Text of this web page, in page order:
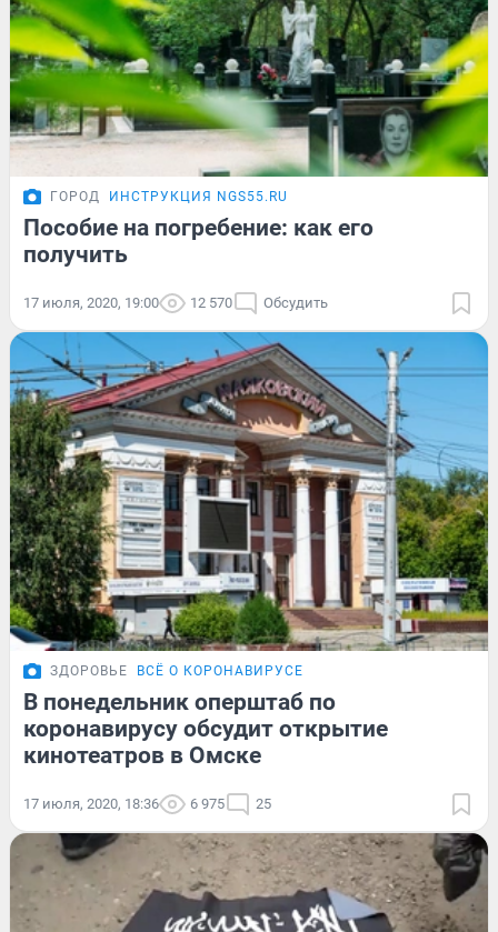
ГОРОД ИНСТРУКЦИЯ NGS55.RU
Пособие на погребение: как его
получить
17 июля, 2020, 19:00 12 570 Обсудить
ЗДОРОВЬЕ ВСЁ О КОРОНАВИРУСЕ
В понедельник оперштаб по
коронавирусу обсудит открытие
кинотеатров в Омске
17 июля, 2020, 18:36 6 975 25